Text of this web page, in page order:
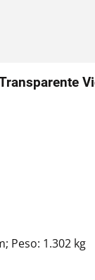
Peso: 1.302 kg